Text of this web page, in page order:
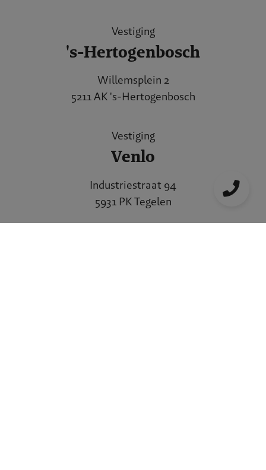
Vestiging
's-Hertogenbosch
Willemsplein 2
5211 AK 's-Hertogenbosch
Vestiging
Venlo
Industriestraat 94
5931 PK Tegelen